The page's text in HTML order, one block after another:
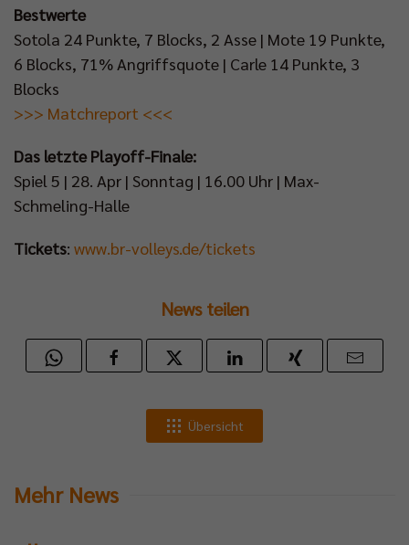
Bestwerte
Sotola 24 Punkte, 7 Blocks, 2 Asse | Mote 19 Punkte,
6 Blocks, 71% Angriffsquote | Carle 14 Punkte, 3
Blocks
>>> Matchreport <<<
Das letzte Playoff-Finale:
Spiel 5 | 28. Apr | Sonntag | 16.00 Uhr | Max-
Schmeling-Halle
Tickets: www.br-volleys.de/tickets
News teilen
Übersicht
Mehr News